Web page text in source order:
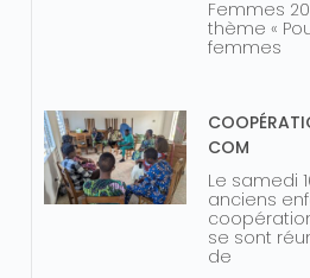
Femmes
thème «
femmes
COM
Le samedi
anciens
se sont
de